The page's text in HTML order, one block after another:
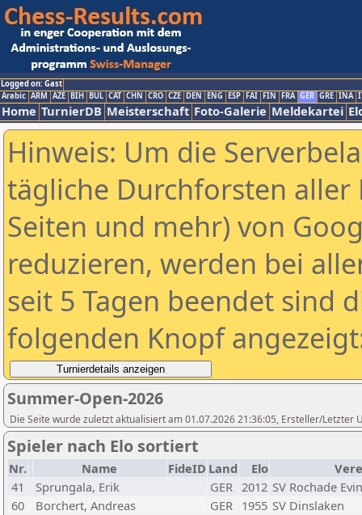
Logged on: Gast
Arabic ARM AZE BIH BUL CAT CHN CRO CZE DEN ENG ESP FAI FIN FRA GER GRE INA
Home TurnierDB Meisterschaft Foto-Galerie Meldekartei
Hinweis: Um die
tägliche Durchforsten aller
Seiten und mehr) von
reduzieren, werden bei
seit 5 Tagen beendet sind
folgenden Knopf
Summer-Open-2026
Die Seite wurde zuletzt aktualisiert am 01.07.2026 21:36:05, Ersteller/Letzter
Spieler nach Elo sortiert
Nr. Name FideID Land Elo
41
Sprungala, Erik GER 2012 SV Rochade
60
Borchert, Andreas GER 1955 SV Dinslaken